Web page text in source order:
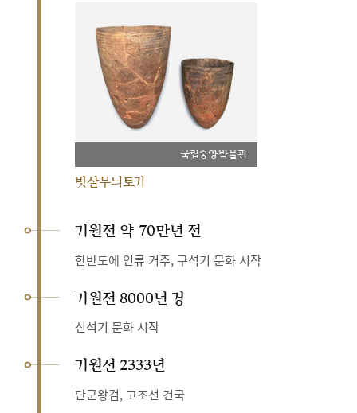
국립중앙박물관
빗살무늬토기
기원전 약 70만년 전
한반도에 인류 거주, 구석기 문화 시작
기원전 8000년 경
신석기 문화 시작
기원전 2333년
단군왕검, 고조선 건국